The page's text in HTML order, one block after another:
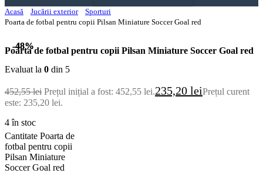
Acasă
Jucării exterior
Sporturi
Poarta de fotbal pentru copii Pilsan Miniature Soccer Goal red
-48%
-48%
Poarta de fotbal pentru copii Pilsan Miniature Soccer Goal red
Evaluat la 0 din 5
452,55lei Prețul inițial a fost: 452,55 lei.235,20 leiPrețul curent
este: 235,20 lei.
4 în stoc
Cantitate Poarta de
fotbal pentru copii
Pilsan Miniature
Soccer Goal red